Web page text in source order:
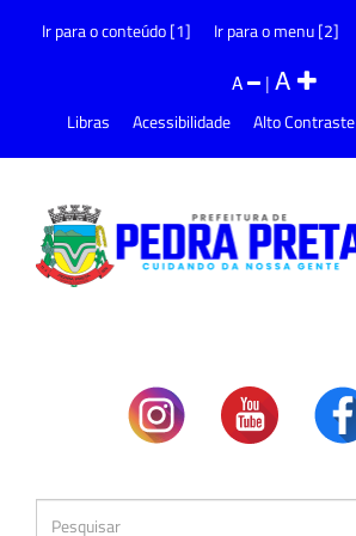
Ir para o conteúdo [1] Ir para o menu [2]
A |A
Libras Acessibilidade Alto Contraste